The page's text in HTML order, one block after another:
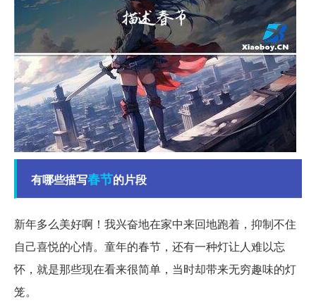
有哪些描写春节的片段
新年多么美好啊！我兴奋地在家中来回地跑着，抑制不住
自己喜悦的心情。童年的春节，还有一种灯让人难以忘
怀，就是那些现在看来很简单，当时却带来无穷趣味的灯
笼。